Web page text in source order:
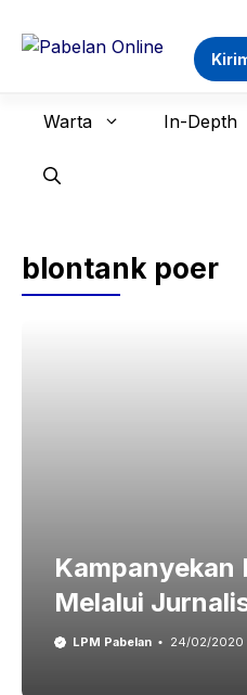
Warta In-Depth
blontank poer
Kampanyekan
Melalui
LPM Pabelan 24/02/2020